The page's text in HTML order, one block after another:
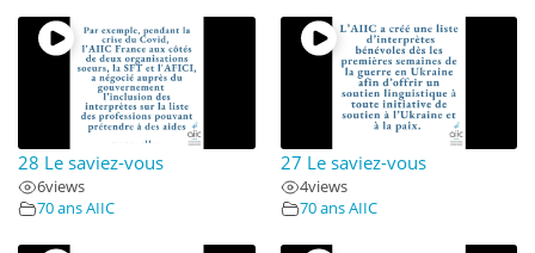
28 Le saviez-vous
6views
70 ans AIIC
27 Le saviez-vous
4views
70 ans AIIC